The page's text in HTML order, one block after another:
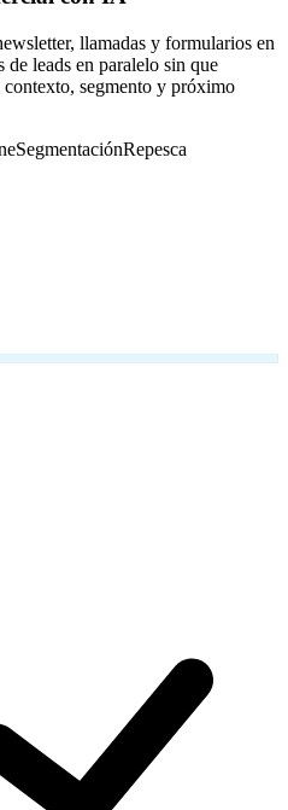
llamadas y formularios en
leads en paralelo sin que
segmento y próximo
SegmentaciónRepesca